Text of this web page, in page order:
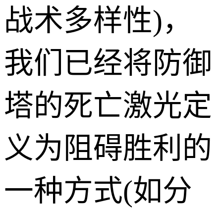
战术多样性)，
我们已经将防御
塔的死亡激光定
义为阻碍胜利的
一种方式(如分